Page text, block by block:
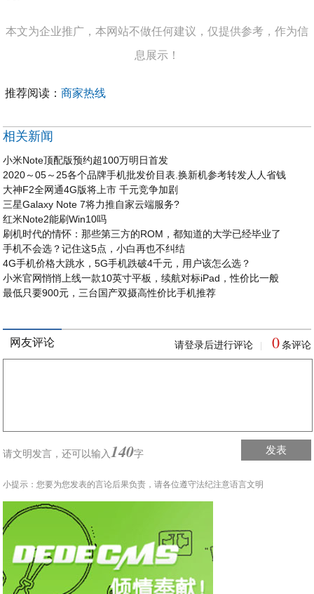
本文为企业推广，本网站不做任何建议，仅提供参考，作为信
息展示！
推荐阅读：商家热线
相关新闻
小米Note顶配版预约超100万明日首发
2020～05～25各个品牌手机批发价目表.换新机参考转发人人省钱
大神F2全网通4G版将上市 千元竞争加剧
三星Galaxy Note 7将力推自家云端服务?
红米Note2能刷Win10吗
刷机时代的情怀：那些第三方的ROM，都知道的大学已经毕业了
手机不会选？记住这5点，小白再也不纠结
4G手机价格大跳水，5G手机跌破4千元，用户该怎么选？
小米官网悄悄上线一款10英寸平板，续航对标iPad，性价比一般
最低只要900元，三台国产双摄高性价比手机推荐
网友评论 请登录后进行评论 0 条评论
请文明发言，还可以输入 140字 发表
小提示：您要为您发表的言论后果负责，请各位遵守法纪注意语言文明